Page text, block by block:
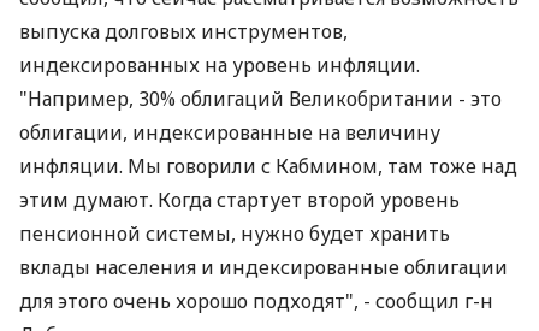
осуществлять в течение года более планомерно,
чтобы обезопасить рынок от роста нагрузки в
пиковые периоды, а следовательно, и не
переплачивать.
В то же время представитель НБУ А.Дубихвост
сообщил, что сейчас рассматривается возможность
выпуска долговых инструментов,
индексированных на уровень инфляции.
"Например, 30% облигаций Великобритании - это